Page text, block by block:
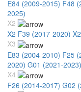
E84 (2009-2015) F48
2025)
X2
X2 F39 (2017-2020)
X3
E83 (2004-2010) F25
2020) G01 (2021-2023)
X4
F26 (2014-2017) G02